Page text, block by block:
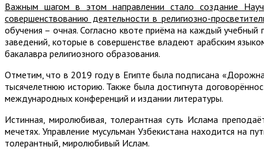
Важным шагом в этом направлении стало создание
совершенствованию деятельности в религиозно-
обучения – очная. Согласно квоте приёма на каждый
заведений, которые в совершенстве владеют арабским
бакалавра религиозного образования.
Отметим, что в 2019 году в Египте была подписана
тысячелетнюю историю. Также была достигнута
международных конференций и издании литературы.
Истинная, миролюбивая, толерантная суть Ислама
мечетях. Управление мусульман Узбекистана находится на
толерантный, миролюбивый Ислам.